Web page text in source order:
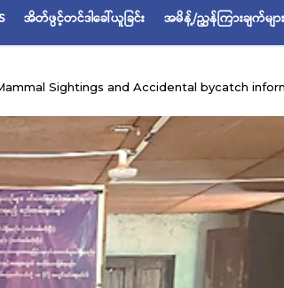
အိတ်ဖွင့်တင်ဒါခေါ်ယူခြင်း အမိန့်/ညွှန်ကြားချက်များ
Sightings and Accidental bycatch